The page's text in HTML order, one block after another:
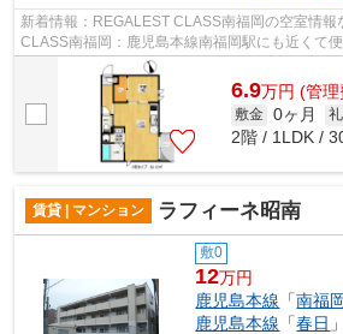
新着情報：REGALEST CLASS南福岡の空室情
CLASS南福岡：鹿児島本線南福岡駅にも近くて
あります。こちらの物件はアパートです。福岡...
6.9万円 (管理
敷金 0ヶ月
2階 / 1LDK /
賃貸 | マンション ラフィーネ昭南
敷0
12万円
鹿児島本線 「南福
鹿児島本線 「春日